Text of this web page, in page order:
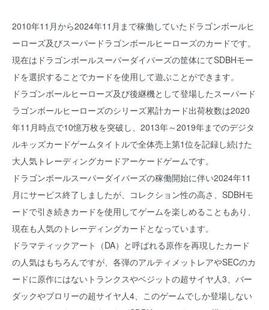
2010年11月から2024年11月まで稼働していたドラゴンボールヒ
ーローズ及びスーパードラゴンボールヒーローズのカードです。
現在はドラゴンボールスーパーダイバーズの筐体にてSDBHモー
ドを選択することでカードを使用して遊ぶことができます。
ドラゴンボールヒーローズ及び後継機として登場したスーパード
ラゴンボールヒーローズのシリーズ累計カード出荷枚数は2020
年11月時点で10憶万枚を突破し、2013年～2019年までのデジタ
ルキッズカードゲームタイトルで全体売上第1位を記録し続けた
大人気トレーディングカードアーケードゲームです。
ドラゴンボールスーパーダイバーズの稼働開始に伴い2024年11
月にサービス終了しましたが、コレクション性の高さ、SDBHモ
ードで引き続きカードを使用してゲームを楽しめることもあり、
現在も人気のトレーディングカードとなっています。
ドラマティックアート（DA）と呼ばれる原作を再現したカード
の人気はもちろんですが、各弾のアルティメットレアやSECのカ
ードに原作にはないトランクスやベジットの超サイヤ人3、バー
ダックやブロリーの超サイヤ人4、このゲームでしか登場しない